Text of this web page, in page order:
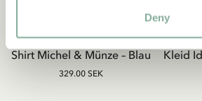
Deny
Shirt Michel & Münze – Blau
MICHEL AUS LÖNNEBERGA
329.00 SEK
Kleid